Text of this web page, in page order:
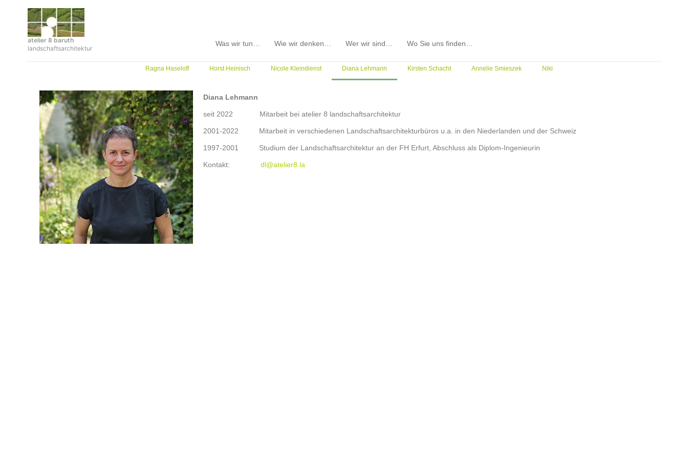
springen
atelier 8 baruth
landschaftsarchitektur
Was wir tun… Wie wir denken… Wer wir sind… Wo Sie uns finden…
Ragna Haseloff Horst Heinisch Nicole Kleindienst Diana Lehmann Kirsten Schacht Annelie Smieszek Niki
Diana Lehmann
seit 2022 Mitarbeit bei atelier 8 landschaftsarchitektur
2001-2022 Mitarbeit in verschiedenen Landschaftsarchitekturbüros u.a. in den Niederlanden und der Schweiz
1997-2001 Studium der Landschaftsarchitektur an der FH Erfurt, Abschluss als Diplom-Ingenieurin
Kontakt: dl@atelier8.la